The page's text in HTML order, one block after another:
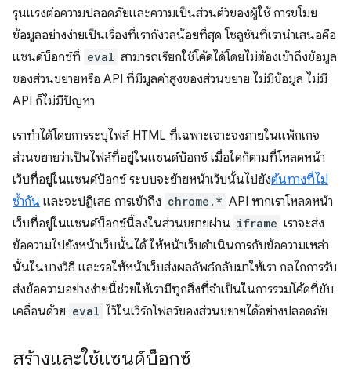
รุนแรงต่อความปลอดภัยและความเป็นส่วนตัวของผู้ใช้ การขโมย
ข้อมูลอย่างง่ายเป็นเรื่องที่เรากังวลน้อยที่สุด โซลูชันที่เรานำเสนอคือ
แซนด์บ็อกซ์ที่ eval สามารถเรียกใช้โค้ดได้โดยไม่ต้องเข้าถึงข้อมูล
ของส่วนขยายหรือ API ที่มีมูลค่าสูงของส่วนขยาย ไม่มีข้อมูล ไม่มี
API ก็ไม่มีปัญหา
เราทำได้โดยการระบุไฟล์ HTML ที่เฉพาะเจาะจงภายในแพ็กเกจ
ส่วนขยายว่าเป็นไฟล์ที่อยู่ในแซนด์บ็อกซ์ เมื่อใดก็ตามที่โหลดหน้า
เว็บที่อยู่ในแซนด์บ็อกซ์ ระบบจะย้ายหน้าเว็บนั้นไปยังต้นทางที่ไม่
ซ้ำกัน และจะปฏิเสธ การเข้าถึง chrome.* API หากเราโหลดหน้า
เว็บที่อยู่ในแซนด์บ็อกซ์นี้ลงในส่วนขยายผ่าน iframe เราจะส่ง
ข้อความไปยังหน้าเว็บนั้นได้ ให้หน้าเว็บดำเนินการกับข้อความเหล่า
นั้นในบางวิธี และรอให้หน้าเว็บส่งผลลัพธ์กลับมาให้เรา กลไกการรับ
ส่งข้อความอย่างง่ายนี้ช่วยให้เรามีทุกสิ่งที่จำเป็นในการรวมโค้ดที่ขับ
เคลื่อนด้วย eval ไว้ในเวิร์กโฟลว์ของส่วนขยายได้อย่างปลอดภัย
สร้างและใช้แซนด์บ็อกซ์